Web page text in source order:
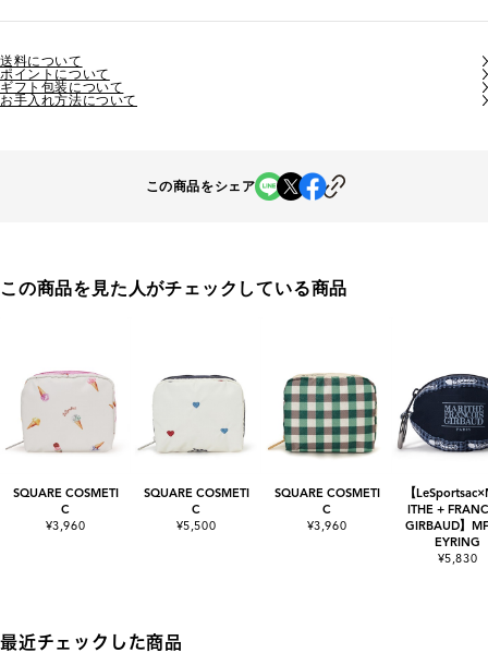
送料について
ポイントについて
ギフト包装について
お手入れ方法について
この商品をシェア
この商品を見た人がチェックしている商品
SQUARE COSMETI
C
¥3,960
SQUARE COSMETI
C
¥5,500
SQUARE COSMETI
C
¥3,960
【
ITHE +
GIRBAUD】
EYRING
¥5,830
最近チェックした商品